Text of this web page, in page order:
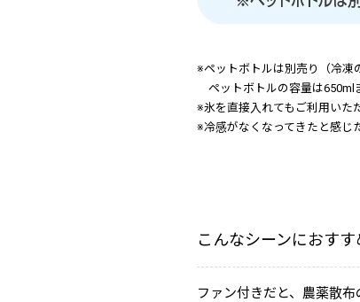
※ペットボトルは別売り（冷凍
ペットボトルの容量は650ml
※氷を直接入れてもご利用いた
※冷感がなくなってきたと感じ
こんなシーンにおすす
ファン付きだと、農薬散布